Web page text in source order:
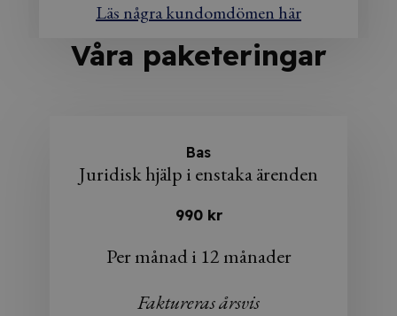
Läs några kundomdömen här
Våra paketeringar
Bas
Juridisk hjälp i enstaka ärenden
990 kr
Per månad i 12 månader
Faktureras årsvis